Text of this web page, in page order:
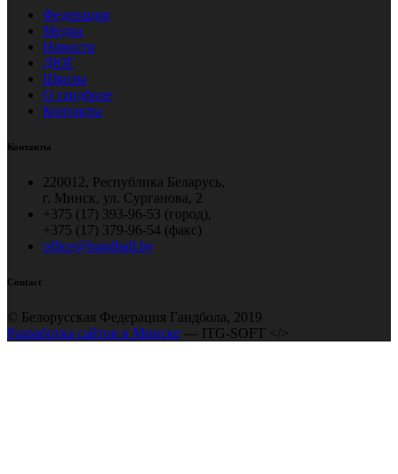
Федерация
Медиа
Новости
ДЮГ
Школы
О гандболе
Контакты
Контакты
220012, Республика Беларусь,
г. Минск, ул. Сурганова, 2
+375 (17) 393-96-53 (город),
+375 (17) 379-96-54 (факс)
office@handball.by
Contact
© Белорусская Федерация Гандбола, 2019
Разработка сайтов в Минске — ITG-SOFT </>